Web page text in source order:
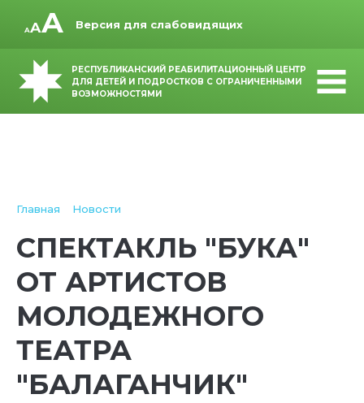
Версия для слабовидящих
РЕСПУБЛИКАНСКИЙ РЕАБИЛИТАЦИОННЫЙ ЦЕНТР
ДЛЯ ДЕТЕЙ И ПОДРОСТКОВ С ОГРАНИЧЕННЫМИ
ВОЗМОЖНОСТЯМИ
Главная Новости
СПЕКТАКЛЬ "БУКА"
ОТ АРТИСТОВ
МОЛОДЕЖНОГО
ТЕАТРА
"БАЛАГАНЧИК"